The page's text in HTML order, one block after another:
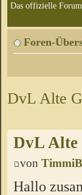
Das offizielle
Foren-
DvL Alte
DvL Alte
von
Hallo